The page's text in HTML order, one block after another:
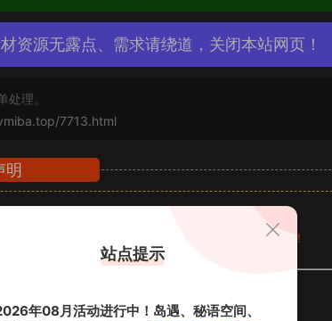
资源无露点、需求请绕道，关闭本站网页！
理。
7713.html
明
可,禁止用于任何商业途径！请在下载24小时内删除！
建议升级
备份”，素材以主流网盘分享。
站点提示
年08月活动进行中！岛遇、秘语空间、